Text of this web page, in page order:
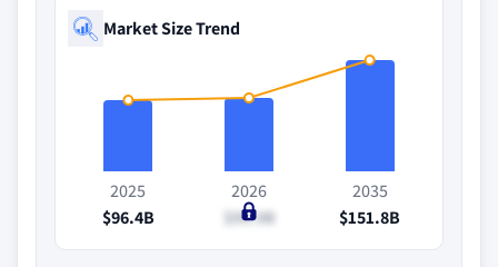
Market Size Trend
2025
$96.4B
2026
$99.9B
2035
$151.8B